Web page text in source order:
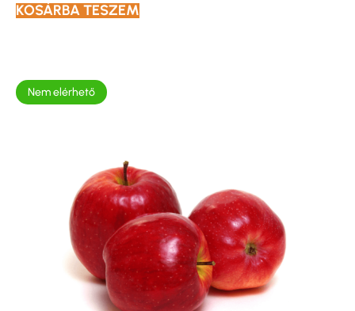
KOSÁRBA TESZEM
Nem elérhető